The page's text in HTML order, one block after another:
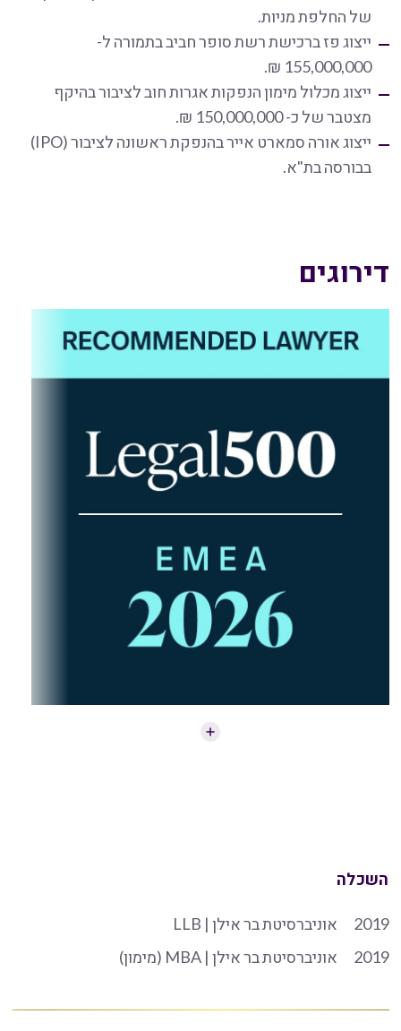
של החלפת מניות.
ייצוג פז ברכישת רשת סופר חביב בתמורה ל-
155,000,000 ₪.
ייצוג מכלול מימון הנפקות אגרות חוב לציבור בהיקף
מצטבר של כ- 150,000,000 ₪.
ייצוג אורה סמארט אייר בהנפקת ראשונה לציבור (IPO)
בבורסה בת"א.
דירוגים
השכלה
2019
אוניברסיטת בר אילן | LLB
2019
אוניברסיטת בר אילן | MBA (מימון)